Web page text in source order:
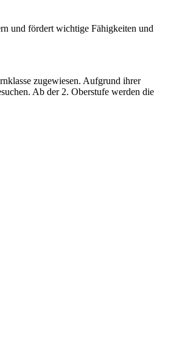
und fördert wichtige Fähigkeiten und
zugewiesen. Aufgrund ihrer
Ab der 2. Oberstufe werden die